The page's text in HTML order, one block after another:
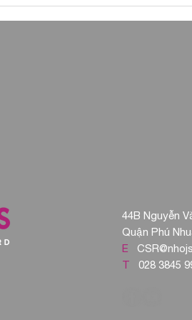
44B Nguyễn
Quận Phú
E
T
028 3845